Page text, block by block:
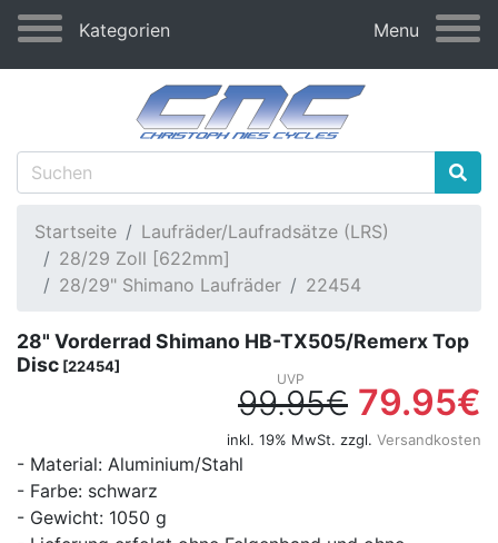
Kategorien Menu
Startseite
Laufräder/Laufradsätze (LRS)
28/29 Zoll [622mm]
28/29" Shimano Laufräder
22454
28" Vorderrad Shimano HB-TX505/Remerx Top
Disc [22454]
99.95€ 79.95€
inkl. 19% MwSt. zzgl. Versandkosten
- Material: Aluminium/Stahl
- Farbe: schwarz
- Gewicht: 1050 g